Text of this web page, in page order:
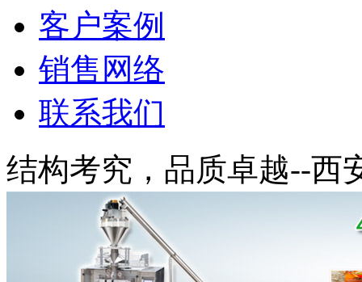
客户案例
销售网络
联系我们
结构考究，品质卓越--西